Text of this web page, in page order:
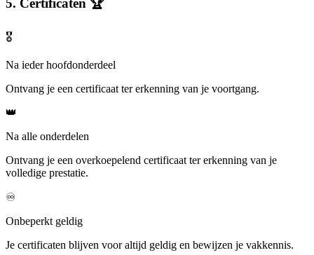
5. Certificaten 🏆
🎖️
Na ieder hoofdonderdeel
Ontvang je een certificaat ter erkenning van je voortgang.
👑
Na alle onderdelen
Ontvang je een overkoepelend certificaat ter erkenning van je
volledige prestatie.
♾️
Onbeperkt geldig
Je certificaten blijven voor altijd geldig en bewijzen je vakkennis.